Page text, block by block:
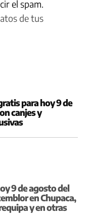
el spam.
de tus
para hoy 9 de
canjes y
9 de agosto del
en Chupaca,
y en otras